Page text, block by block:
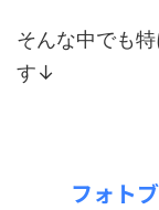
そんな中でも
す↓
フォト